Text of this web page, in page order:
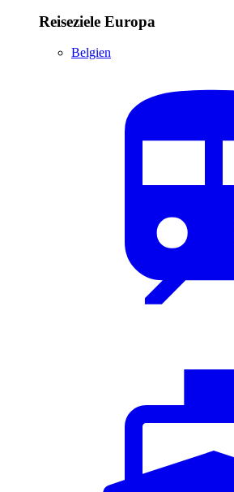
Reiseziele Europa
Belgien